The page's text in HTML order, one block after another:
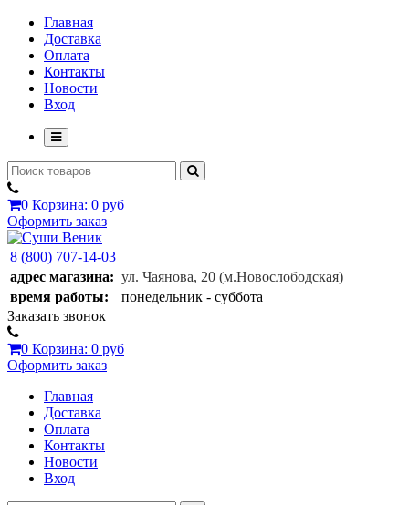
Главная
Доставка
Оплата
Контакты
Новости
Вход
0 Корзина: 0 руб
Оформить заказ
8 (800) 707-14-03
адрес магазина: ул. Чаянова, 20 (м.Новослободская)
время работы:
понедельник - суббота
Заказать звонок
0 Корзина: 0 руб
Оформить заказ
Главная
Доставка
Оплата
Контакты
Новости
Вход